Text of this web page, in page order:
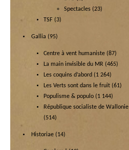
Spectacles (23)
TSF (3)
Gallia (95)
Centre à vent humaniste (87)
La main invisible du MR (465)
Les coquins d’abord (1 264)
Les Verts sont dans le fruit (61)
Populisme & populo (1 144)
République socialiste de Wallonie
(514)
Historiae (14)